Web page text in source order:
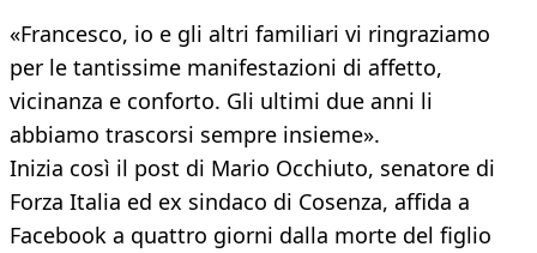
«Francesco, io e gli altri familiari vi ringraziamo
per le tantissime manifestazioni di affetto,
vicinanza e conforto. Gli ultimi due anni li
abbiamo trascorsi sempre insieme».
Inizia così il post di Mario Occhiuto, senatore di
Forza Italia ed ex sindaco di Cosenza, affida a
Facebook a quattro giorni dalla morte del figlio